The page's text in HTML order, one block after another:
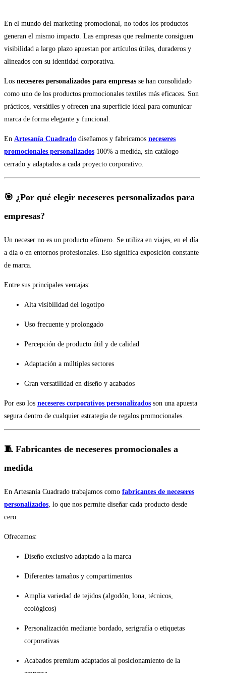
En el mundo del marketing promocional, no todos los productos
generan el mismo impacto. Las empresas que realmente consiguen
visibilidad a largo plazo apuestan por artículos útiles, duraderos y
alineados con su identidad corporativa.
Los neceseres personalizados para empresas se han consolidado
como uno de los productos promocionales textiles más eficaces. Son
prácticos, versátiles y ofrecen una superficie ideal para comunicar
marca de forma elegante y funcional.
En Artesanía Cuadrado diseñamos y fabricamos neceseres
promocionales personalizados 100% a medida, sin catálogo
cerrado y adaptados a cada proyecto corporativo.
🎯 ¿Por qué elegir neceseres personalizados para
empresas?
Un neceser no es un producto efímero. Se utiliza en viajes, en el día
a día o en entornos profesionales. Eso significa exposición constante
de marca.
Entre sus principales ventajas:
Alta visibilidad del logotipo
Uso frecuente y prolongado
Percepción de producto útil y de calidad
Adaptación a múltiples sectores
Gran versatilidad en diseño y acabados
Por eso los neceseres corporativos personalizados son una apuesta
segura dentro de cualquier estrategia de regalos promocionales.
🧵 Fabricantes de neceseres promocionales a
medida
En Artesanía Cuadrado trabajamos como fabricantes de neceseres
personalizados , lo que nos permite diseñar cada producto desde
cero.
Ofrecemos:
Diseño exclusivo adaptado a la marca
Diferentes tamaños y compartimentos
Amplia variedad de tejidos (algodón, lona, técnicos,
ecológicos)
Personalización mediante bordado, serigrafía o etiquetas
corporativas
Acabados premium adaptados al posicionamiento de la